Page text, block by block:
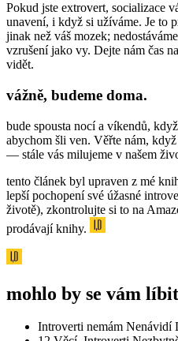
Pokud jste extrovert, socializace
unavení, i když si užíváme. Je to
jinak než váš mozek;
vzrušení jako vy. Dejte nám čas
vidět.
vážně, budeme doma.
bude spousta nocí a víkendů,
abychom šli ven. Věřte nám,
— stále vás milujeme v našem
tento článek byl upraven z mé
lepší pochopení své úžasné
životě), zkontrolujte si to na
prodávají knihy.
mohlo by se vám
Introverti nemám Nenávidí